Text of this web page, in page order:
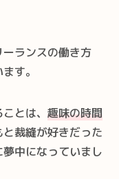
ランスの働き方
す。
とは、 趣味の時間
裁縫が好きだった
中になっていまし